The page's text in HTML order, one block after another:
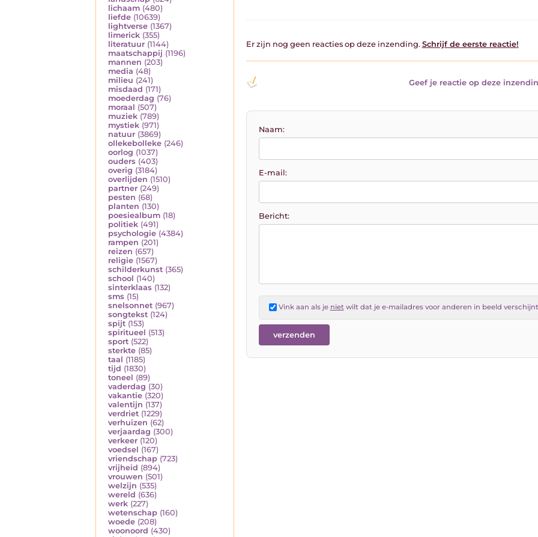
lichaam (480)
liefde (10639)
lightverse (1367)
limerick (355)
literatuur (1144)
maatschappij (1196)
mannen (203)
media (48)
milieu (241)
misdaad (171)
moederdag (76)
moraal (507)
muziek (789)
mystiek (971)
natuur (3869)
ollekebolleke (246)
oorlog (1037)
ouders (403)
overig (3184)
overlijden (1510)
partner (249)
pesten (68)
planten (130)
poesiealbum (18)
politiek (491)
psychologie (4384)
rampen (201)
reizen (657)
religie (1567)
schilderkunst (365)
school (140)
sinterklaas (132)
sms (15)
snelsonnet (967)
songtekst (124)
spijt (153)
spiritueel (513)
sport (522)
sterkte (85)
taal (1185)
tijd (1830)
toneel (89)
vaderdag (30)
vakantie (320)
valentijn (137)
verdriet (1229)
verhuizen (62)
verjaardag (300)
verkeer (120)
voedsel (167)
vriendschap (723)
vrijheid (894)
vrouwen (501)
welzijn (535)
wereld (636)
werk (227)
wetenschap (160)
woede (208)
woonoord (430)
Er zijn nog geen reacties op deze inzending. Schrijf de eerste reactie!
Geef je reactie op deze
Naam:
E-mail:
Bericht:
Vink aan als je nietwilt dat je e-mailadres voor anderen in beeld verschijnt